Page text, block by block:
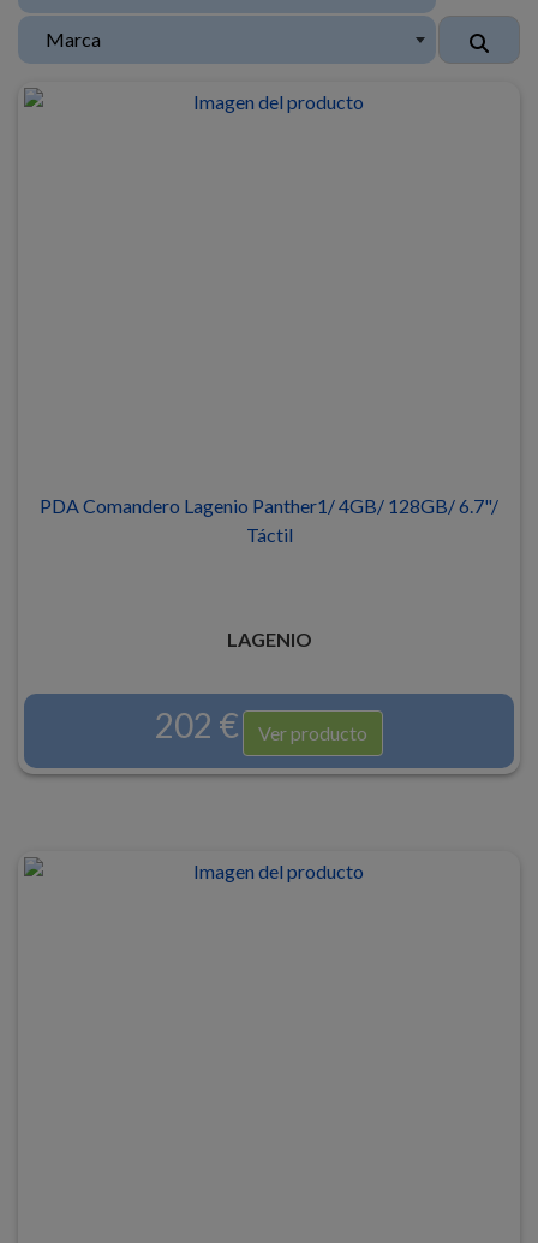
Marca
PDA Comandero Lagenio Panther1/ 4GB/ 128GB/ 6.7"/
Táctil
LAGENIO
202 € Ver producto